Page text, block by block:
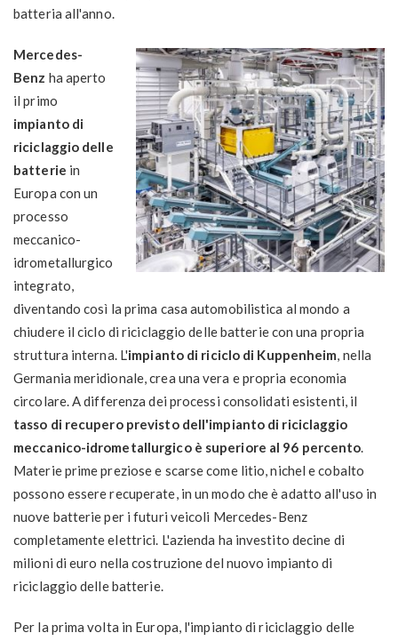
batteria all'anno.
Mercedes-
Benz ha aperto
il primo
impianto di
riciclaggio delle
batterie in
Europa con un
processo
meccanico-
idrometallurgico
integrato,
diventando così la prima casa automobilistica al mondo a
chiudere il ciclo di riciclaggio delle batterie con una propria
struttura interna. L'impianto di riciclo di Kuppenheim, nella
Germania meridionale, crea una vera e propria economia
circolare. A differenza dei processi consolidati esistenti, il
tasso di recupero previsto dell'impianto di riciclaggio
meccanico-idrometallurgico è superiore al 96 percento.
Materie prime preziose e scarse come litio, nichel e cobalto
possono essere recuperate, in un modo che è adatto all'uso in
nuove batterie per i futuri veicoli Mercedes-Benz
completamente elettrici. L'azienda ha investito decine di
milioni di euro nella costruzione del nuovo impianto di
riciclaggio delle batterie.
Per la prima volta in Europa, l'impianto di riciclaggio delle